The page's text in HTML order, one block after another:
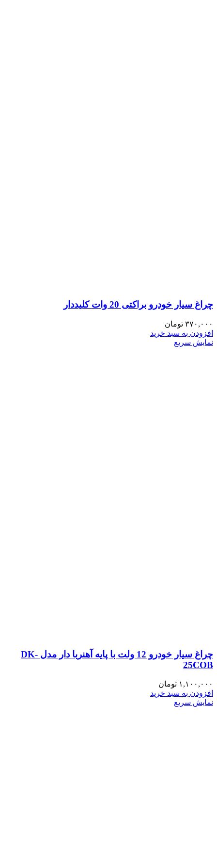
چراغ سیار خودرو براکتی 20 وات کلیددار
۳۷۰,۰۰۰ تومان
افزودن به سبد خرید
نمایش سریع
چراغ سیار خودرو 12 ولت با پایه آهنربا دار مدل DK-
25COB
۱,۱۰۰,۰۰۰ تومان
افزودن به سبد خرید
نمایش سریع